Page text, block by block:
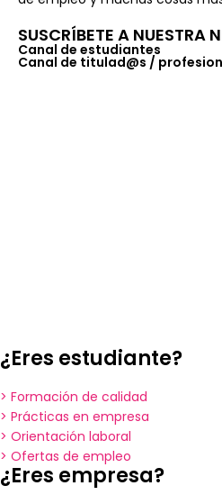
SUSCRÍBETE A NUESTRA
Canal de estudiantes
Canal de titulad@s /
¿Eres estudiante?
> Formación de calidad
> Prácticas en empresa
> Orientación laboral
> Ofertas de empleo
¿Eres empresa?